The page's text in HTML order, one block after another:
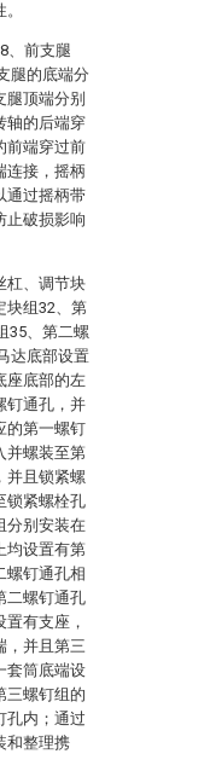
、前支腿
腿的底端分
顶端分别
轴的后端穿
前端穿过前
连接，摇柄
通过摇柄带
止破损影响
杠、调节块
块组32、第
35、第二螺
达底部设置
座底部的左
钉通孔，并
的第一螺钉
并螺装至第
并且锁紧螺
锁紧螺栓孔
分别安装在
均设置有第
螺钉通孔相
二螺钉通孔
有支座，
，并且第三
套筒底端设
三螺钉组的
孔内；通过
和整理携